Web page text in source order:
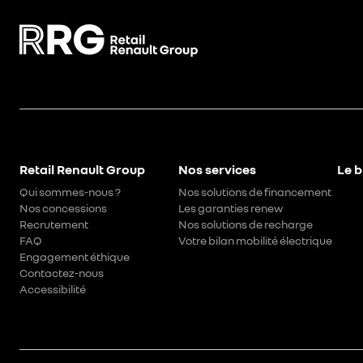
Retail Renault Group
Qui sommes-nous ?
Nos concessions
Recrutement
FAQ
Engagement éthique
Contactez-nous
Accessibilité
Nos services
Nos solutions de financement
Les garanties renew
Nos solutions de recharge
Votre bilan mobilité électrique
Le